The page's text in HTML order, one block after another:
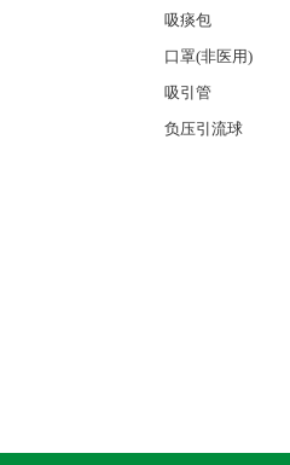
吸痰包
口罩(非医用)
吸引管
负压引流球